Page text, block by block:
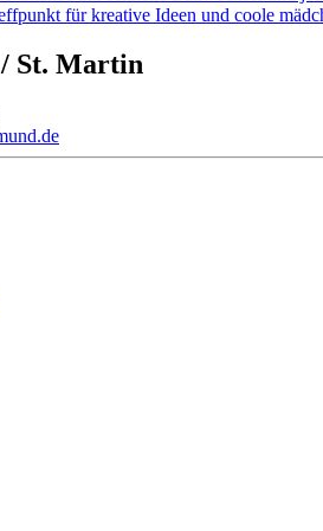
für kreative Ideen und coole
St. Martin